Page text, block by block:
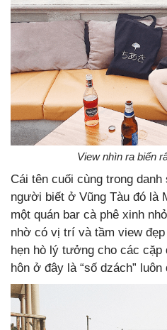
View nhìn ra biển
Cái tên cuối cùng trong
người biết ở Vũng Tàu đó là
một quán bar cà phê xinh
nhờ có vị trí và tầm view
hẹn hò lý tưởng cho các cặp
hôn ở đây là “số dzách” luôn